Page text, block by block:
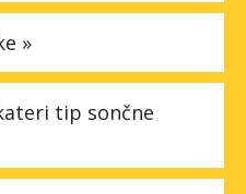
»
tip sončne